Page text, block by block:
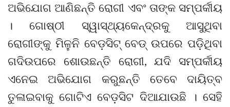
ଅଭିଯୋଗ ଆଣିଛନ୍ତି ରୋଗୀ ଏବଂ ତାଙ୍କ ସମ୍ପର୍କୀୟ
। ଗୋଷ୍ଠୀ ସ୍ୱାସ୍ଥ୍ୟକେନ୍ଦ୍ରକୁ ଆସୁଥିବା
ରୋଗୀଙ୍କୁ ମିଳୁନି ବେଡ଼ସିଟ୍ ବେଡ୍ ଉପରେ ପଡ଼ିଥିବା
ଗଦିଉପରେ ଶୋଉଛନ୍ତି ରୋଗୀ, ଯଦି ସମ୍ପର୍କୀୟ
ଏନେଇ ଅଭିଯୋଗ କରୁଛନ୍ତି ତେବେ ଦାୟିତ୍ବ
ତୁଳାଇବାକୁ ଗୋଟିଏ ବେଡ଼ସିଟ ଦିଆଯାଉଛି । ସେହି